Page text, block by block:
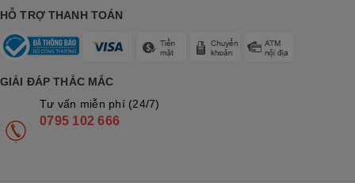
HỖ TRỢ THANH TOÁN
GIẢI ĐÁP THẮC MẮC
Tư vấn miễn phí (24/7)
0795 102 666